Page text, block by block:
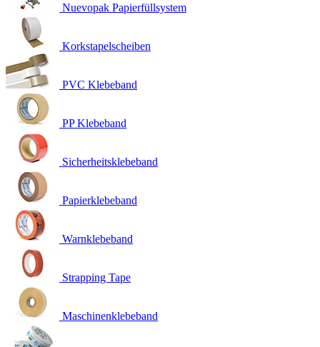
Nuevopak Papierfüllsystem
Korkstapelscheiben
PVC Klebeband
PP Klebeband
Sicherheitsklebeband
Papierklebeband
Warnklebeband
Strapping Tape
Maschinenklebeband